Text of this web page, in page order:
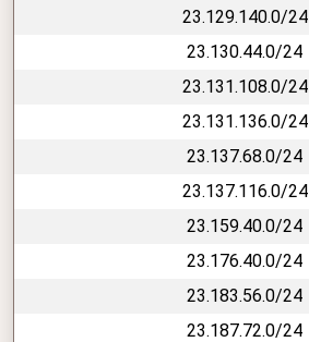
23.129.140.0/24
23.130.44.0/24
23.131.108.0/24
23.131.136.0/24
23.137.68.0/24
23.137.116.0/24
23.159.40.0/24
23.176.40.0/24
23.183.56.0/24
23.187.72.0/24